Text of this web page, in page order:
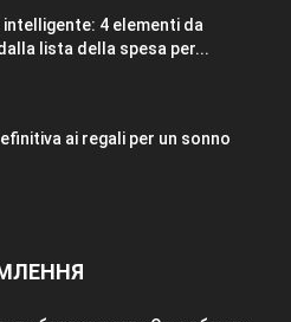
intelligente: 4 elementi da
lista della spesa per...
ai regali per un sonno